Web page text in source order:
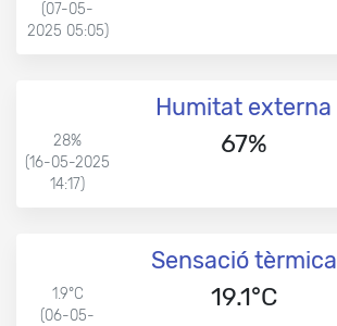
(07-05-
2025 05:05)
Humitat externa
28%
(16-05-2025
14:17)
67%
Sensació tèrmica
1.9°C
(06-05-
19.1°C